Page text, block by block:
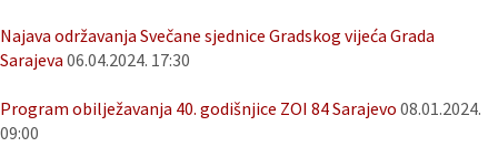
Najava održavanja Svečane sjednice Gradskog vijeća Grada
Sarajeva 06.04.2024. 17:30
Program obilježavanja 40. godišnjice ZOI 84 Sarajevo 08.01.2024.
09:00